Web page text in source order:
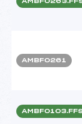
AMBF0261